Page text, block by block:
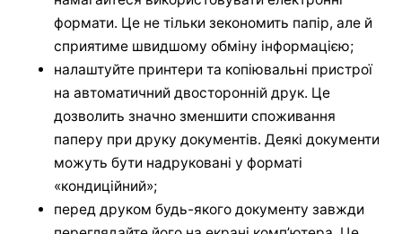
формати. Це не тільки зекономить папір, але й
сприятиме швидшому обміну інформацією;
налаштуйте принтери та копіювальні пристрої
на автоматичний двосторонній друк. Це
дозволить значно зменшити споживання
паперу при друку документів. Деякі документи
можуть бути надруковані у форматі
«кондиційний»;
перед друком будь-якого документу завжди